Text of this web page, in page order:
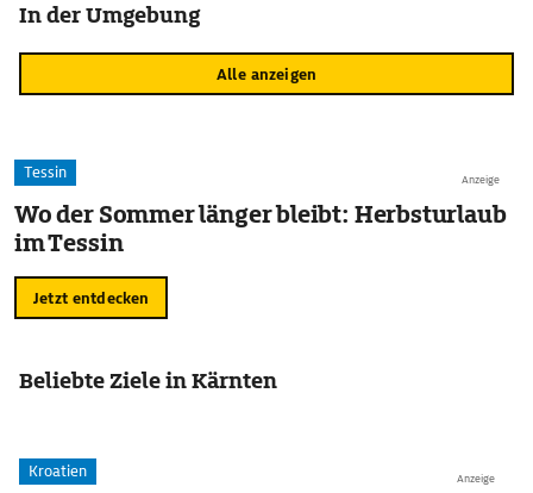
In der Umgebung
Alle anzeigen
Anzeige
Tessin
Wo der Sommer länger bleibt: Herbsturlaub
im Tessin
Jetzt entdecken
Beliebte Ziele in Kärnten
Anzeige
Kroatien